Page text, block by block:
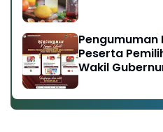
Pengumuman
Peserta
Wakil